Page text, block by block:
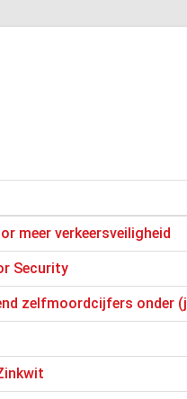
meer verkeersveiligheid
Security
zelfmoordcijfers onder